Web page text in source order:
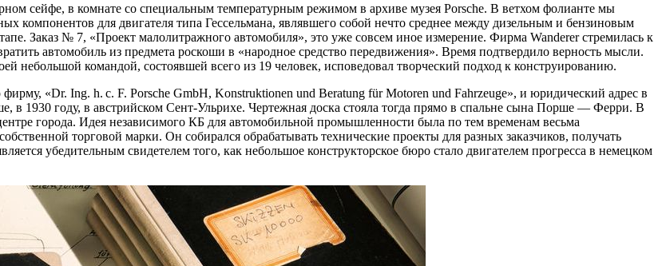
сейфе, в комнате со специальным температурным режимом в архиве музея Porsche. В ветхом фолианте мы
компонентов для двигателя типа Гессельмана, являвшего собой нечто среднее между дизельным и бензиновым
Заказ № 7, «Проект малолитражного автомобиля», это уже совсем иное измерение. Фирма Wanderer стремилась к
автомобиль из предмета роскоши в «народное средство передвижения». Время подтвердило верность мысли.
небольшой командой, состоявшей всего из 19 человек, исповедовал творческий подход к конструированию.
«Dr. Ing. h. c. F. Porsche GmbH, Konstruktionen und Beratung für Motoren und Fahrzeuge», и юридический адрес в
в 1930 году, в австрийском Сент-Ульрихе. Чертежная доска стояла тогда прямо в спальне сына Порше — Ферри. В
города. Идея независимого КБ для автомобильной промышленности была по тем временам весьма
торговой марки. Он собирался обрабатывать технические проекты для разных заказчиков, получать
убедительным свидетелем того, как небольшое конструкторское бюро стало двигателем прогресса в немецком